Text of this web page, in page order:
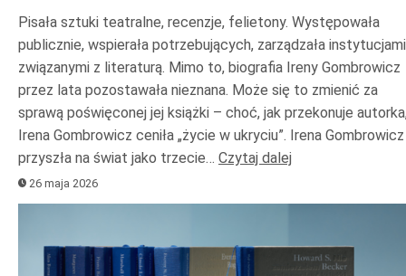
Pisała sztuki teatralne, recenzje, felietony. Występowała
publicznie, wspierała potrzebujących, zarządzała instytucjami
związanymi z literaturą. Mimo to, biografia Ireny Gombrowicz
przez lata pozostawała nieznana. Może się to zmienić za
sprawą poświęconej jej książki – choć, jak przekonuje
Irena Gombrowicz ceniła „życie w ukryciu”. Irena Gombrowicz
przyszła na świat jako trzecie… Czytaj dalej
26 maja 2026
dźwiękowych